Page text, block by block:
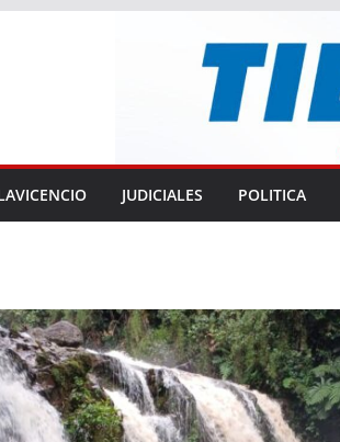
JUDICIALES POLITICA